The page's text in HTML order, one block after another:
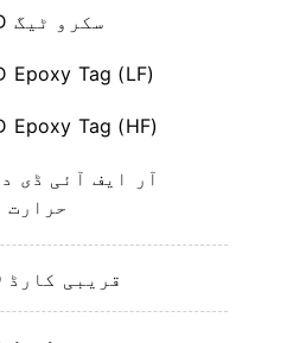
RFID سکرو ٹیگ
Epoxy Tag (LF)
Epoxy Tag (HF)
آر ایف آئی ڈی
حرارت
RFID قریبی کارڈ